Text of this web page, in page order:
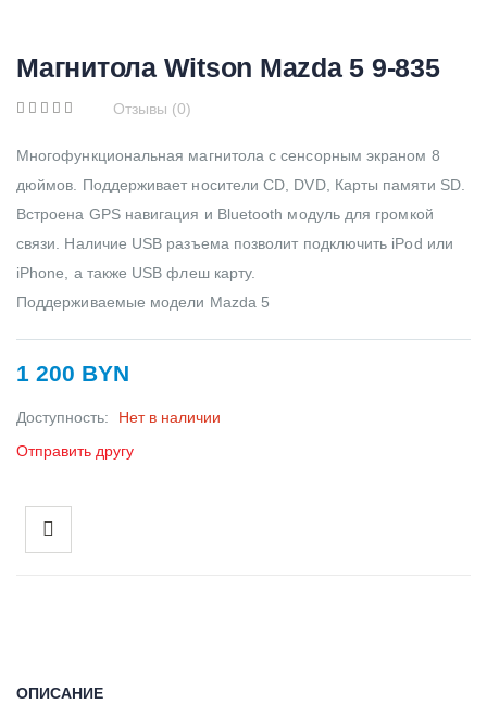
Магнитола Witson Mazda 5 9-835
Отзывы (0)
Многофункциональная магнитола с сенсорным экраном 8
дюймов. Поддерживает носители CD, DVD, Карты памяти SD.
Встроена GPS навигация и Bluetooth модуль для громкой
связи. Наличие USB разъема позволит подключить iPod или
iPhone, а также USB флеш карту.
Поддерживаемые модели Mazda 5
1 200 BYN
Доступность:
Нет в наличии
Отправить другу
ОПИСАНИЕ